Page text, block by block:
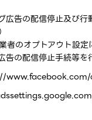
広告の配信停止及び
者のオプトアウト設定
告の配信停止手続等を